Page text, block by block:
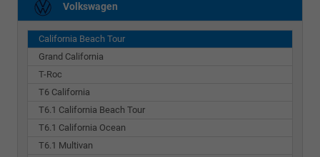
Volkswagen
California Beach Tour
Grand California
T-Roc
T6 California
T6.1 California Beach Tour
T6.1 California Ocean
T6.1 Multivan